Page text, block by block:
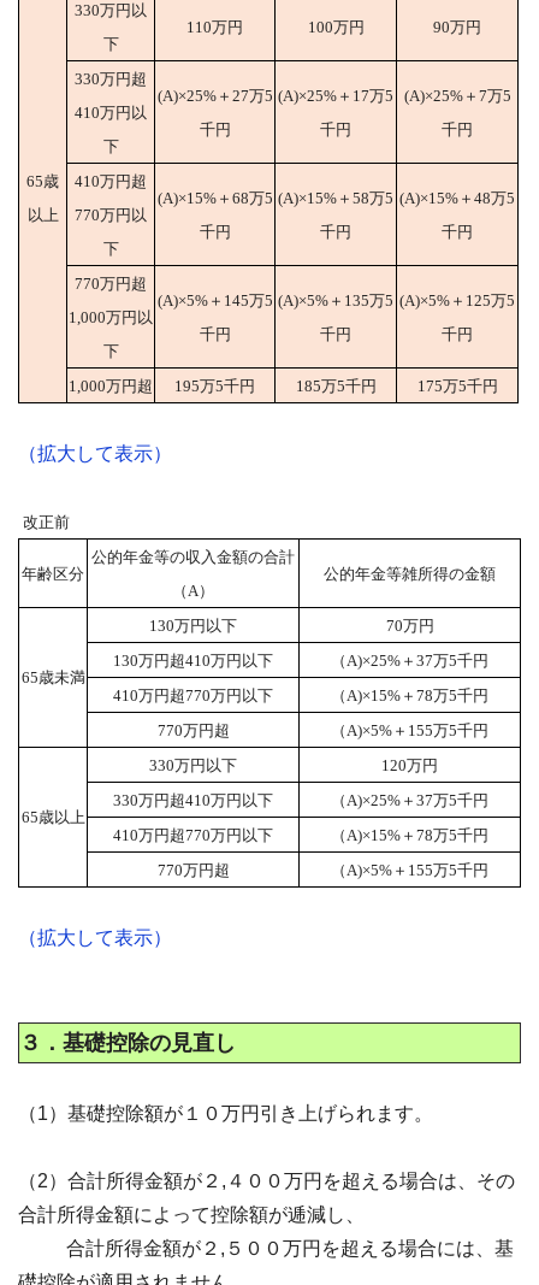
65歳
以上
330万円以
下
110万円 100万円 90万円
330万円超
410万円以
下
(A)×25%＋27万5
千円
(A)×25%＋17万5
千円
(A)×25%＋7万5
千円
410万円超
770万円以
下
(A)×15%＋68万5
千円
(A)×15%＋58万5
千円
(A)×15%＋48万5
千円
770万円超
1,000万円以
下
(A)×5%＋145万5
千円
(A)×5%＋135万5
千円
(A)×5%＋125万5
千円
1,000万円超 195万5千円 185万5千円 175万5千円
（拡大して表示）
改正前
年齢区分
公的年金等の収入金額の合計
（A）
公的年金等雑所得の金額
65歳未満
130万円以下
70万円
130万円超410万円以下
（A)×25%＋37万5千円
410万円超770万円以下
（A)×15%＋78万5千円
770万円超
（A)×5%＋155万5千円
65歳以上
330万円以下
120万円
330万円超410万円以下
（A)×25%＋37万5千円
410万円超770万円以下
（A)×15%＋78万5千円
770万円超
（A)×5%＋155万5千円
（拡大して表示）
３．基礎控除の見直し
（1）基礎控除額が１０万円引き上げられます。
（2）合計所得金額が２,４００万円を超える場合は、その
合計所得金額によって控除額が逓減し、
合計所得金額が２,５００万円を超える場合には、基